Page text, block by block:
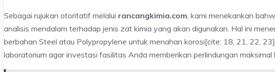
Sebagai rujukan otoritatif melalui rancangkimia.com , kami menekankan
analisis mendalam terhadap jenis zat kimia yang akan digunakan. Hal ini
berbahan Steel atau Polypropylene untuk menahan korosi[cite: 18, 21, 22,
laboratorium agar investasi fasilitas Anda memberikan perlindungan